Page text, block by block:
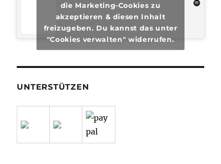
die Marketing-Cookies zu
akzeptieren & diesen Inhalt
freizugeben. Du kannst das unter
"Cookies verwalten" widerrufen.
UNTERSTÜTZEN